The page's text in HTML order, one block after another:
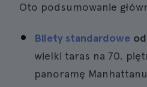
Oto podsumowanie
Bilety standardowe od
wielki taras na 70.
panoramę